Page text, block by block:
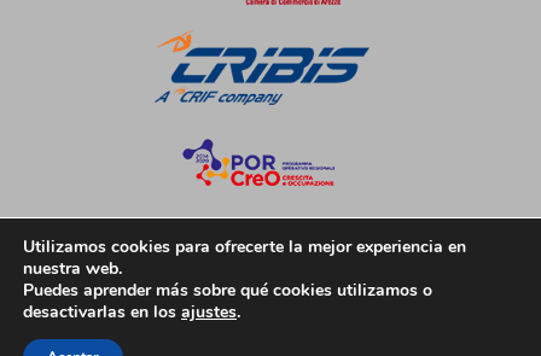
© Copyright 2018 DaveriVicenza Srl /
Utilizamos cookies para ofrecerte la mejor experiencia en
nuestra web.
Puedes aprender más sobre qué cookies utilizamos o
desactivarlas en los ajustes.